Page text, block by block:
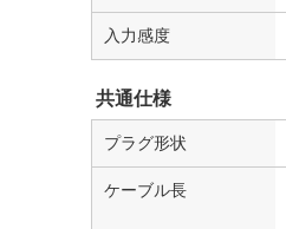
入力感度
共通仕様
プラグ形状
ケーブル長